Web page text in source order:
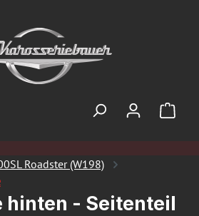
Roadster (W198)
hinten - Seitenteil